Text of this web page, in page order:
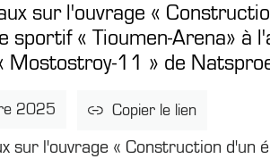
sur l'ouvrage «
sportif « Tioumen-Arena» à
Mostostroy-11 » de
2025 Copier le lien
sur l'ouvrage « Construction d'un